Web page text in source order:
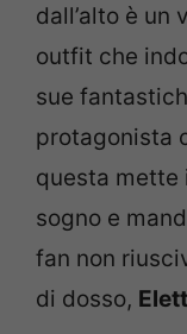
dall’alto è
outfit che
sue
protagonista
questa mette
sogno e
fan non
di dosso,